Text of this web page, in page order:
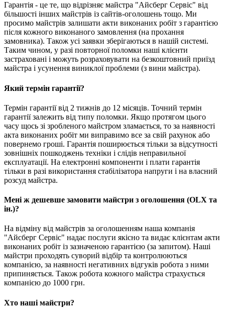
Гарантія - це те, що відрізняє майстра "Айсберг Сервіс" від
більшості інших майстрів із сайтів-оголошень тощо. Ми
просимо майстрів залишати акти виконаних робіт з гарантією
після кожного виконаного замовлення (на прохання
замовника). Також усі заявки зберігаються в нашій системі.
Таким чином, у разі повторної поломки наші клієнти
застраховані і можуть розраховувати на безкоштовний приїзд
майстра і усунення виниклої проблеми (з вини майстра).
Який термін гарантії?
Термін гарантії від 2 тижнів до 12 місяців. Точний термін
гарантії залежить від типу поломки. Якщо протягом цього
часу щось зі зробленого майстром зламається, то за наявності
акта виконаних робіт ми виправимо все за свій рахунок або
повернемо гроші. Гарантія поширюється тільки за відсутності
зовнішніх пошкоджень техніки і слідів неправильної
експлуатації. На електронні компоненти і плати гарантія
тільки в разі використання стабілізатора напруги і на власний
розсуд майстра.
Мені ж дешевше замовити майстри з оголошення (OLX та
ін.)?
На відміну від майстрів за оголошенням наша компанія
"Айсберг Сервіс" надає послуги якісно та видає клієнтам акти
виконаних робіт із зазначеною гарантією (за запитом). Наші
майстри проходять суворий відбір та контролюються
компанією, за наявності негативних відгуків робота з ними
припиняється. Також робота кожного майстра страхується
компанією до 1000 грн.
Хто наші майстри?